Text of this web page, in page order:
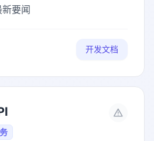
新要闻
开发文档